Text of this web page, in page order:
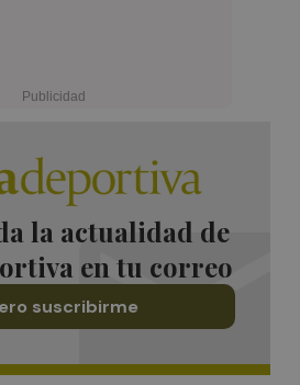
la actualidad de
en tu correo
suscribirme